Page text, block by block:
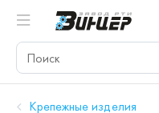
Крепежные изделия